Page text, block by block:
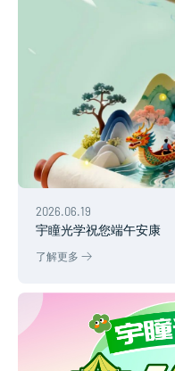
2026.06.19
宇瞳光学祝您端午安康
了解更多